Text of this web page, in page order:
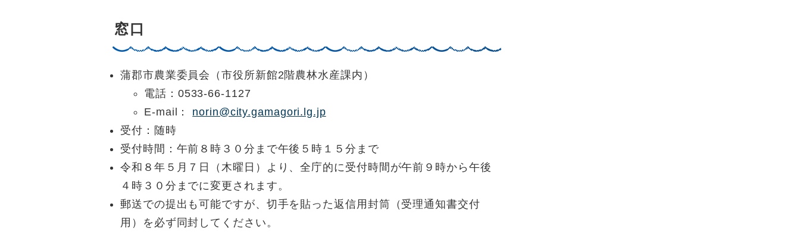
窓口
蒲郡市農業委員会（市役所新館2階農林水産課内）
電話：0533-66-1127
E-mail： norin@city.gamagori.lg.jp
受付：随時
受付時間：午前８時３０分まで午後５時１５分まで
令和８年５月７日（木曜日）より、全庁的に受付時間が午前９時から午後
４時３０分までに変更されます。
郵送での提出も可能ですが、切手を貼った返信用封筒（受理通知書交付
用）を必ず同封してください。